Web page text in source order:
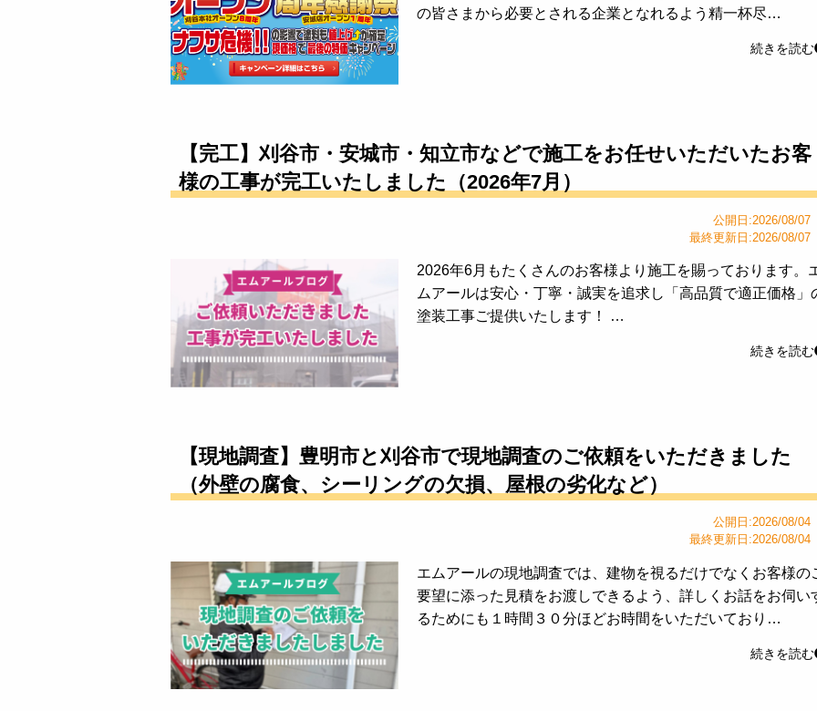
の皆さまから必要とされる企業となれるよう精一杯尽…
続きを読む
【完工】刈谷市・安城市・知立市などで施工をお任せいただいたお客
様の工事が完工いたしました（2026年7月）
公開日:2026/08/07
最終更新日:2026/08/07
2026年6月もたくさんのお客様より施工を賜っております。
ムアールは安心・丁寧・誠実を追求し「高品質で適正価格」
塗装工事ご提供いたします！ …
続きを読む
【現地調査】豊明市と刈谷市で現地調査のご依頼をいただきました
（外壁の腐食、シーリングの欠損、屋根の劣化など）
公開日:2026/08/04
最終更新日:2026/08/04
エムアールの現地調査では、建物を視るだけでなくお客様の
要望に添った見積をお渡しできるよう、詳しくお話をお伺い
るためにも１時間３０分ほどお時間をいただいており…
続きを読む